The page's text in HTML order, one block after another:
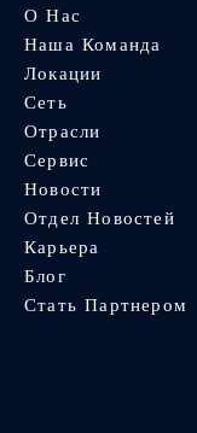
О Нас
Наша Команда
Локации
Сеть
Отрасли
Сервис
Новости
Отдел Новостей
Карьера
Блог
Стать Партнером